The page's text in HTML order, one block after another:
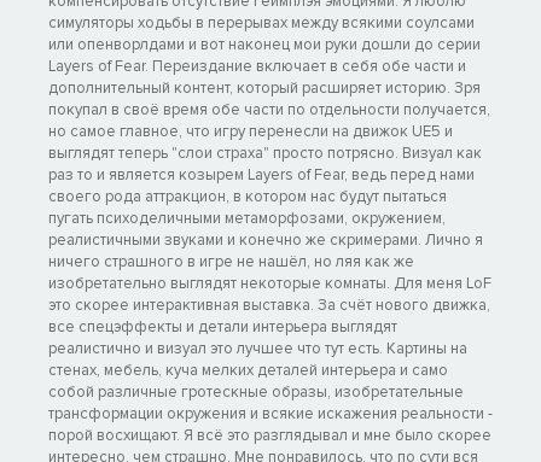
симуляторы ходьбы в перерывах между всякими соулсами
или опенворлдами и вот наконец мои руки дошли до серии
Layers of Fear. Переиздание включает в себя обе части и
дополнительный контент, который расширяет историю. Зря
покупал в своё время обе части по отдельности получается,
но самое главное, что игру перенесли на движок UE5 и
выглядят теперь "слои страха" просто потрясно. Визуал как
раз то и является козырем Layers of Fear, ведь перед нами
своего рода аттракцион, в котором нас будут пытаться
пугать психоделичными метаморфозами, окружением,
реалистичными звуками и конечно же скримерами. Лично я
ничего страшного в игре не нашёл, но ляя как же
изобретательно выглядят некоторые комнаты. Для меня LoF
это скорее интерактивная выставка. За счёт нового движка,
все спецэффекты и детали интерьера выглядят
реалистично и визуал это лучшее что тут есть. Картины на
стенах, мебель, куча мелких деталей интерьера и само
собой различные гротескные образы, изобретательные
трансформации окружения и всякие искажения реальности -
порой восхищают. Я всё это разглядывал и мне было скорее
интересно, чем страшно. Мне понравилось, что по сути вся